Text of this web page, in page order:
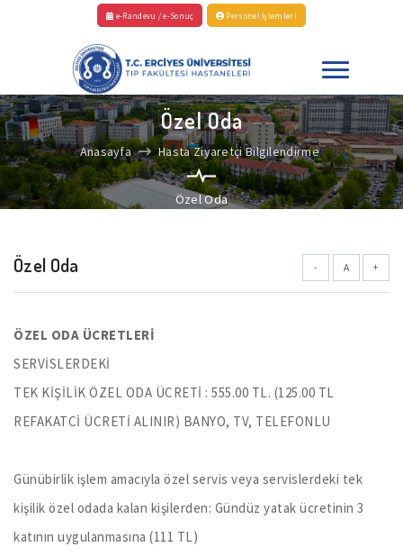
e-Randevu / e-Sonuç Personel İşlemleri
Özel Oda
Anasayfa Hasta Ziyaretçi Bilgilendirme
Özel Oda
- A +
Özel Oda
ÖZEL ODA ÜCRETLERİ
SERVİSLERDEKİ
TEK KİŞİLİK ÖZEL ODA ÜCRETİ : 555.00 TL. (125.00 TL
REFAKATCİ ÜCRETİ ALINIR) BANYO, TV, TELEFONLU
Günübirlik işlem amacıyla özel servis veya servislerdeki tek
kişilik özel odada kalan kişilerden: Gündüz yatak ücretinin 3
katının uygulanmasına (111 TL)